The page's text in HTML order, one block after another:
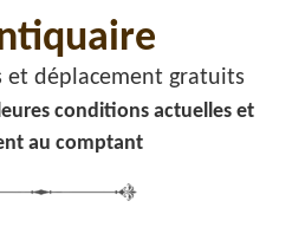
et déplacement gratuits
conditions actuelles et
au comptant